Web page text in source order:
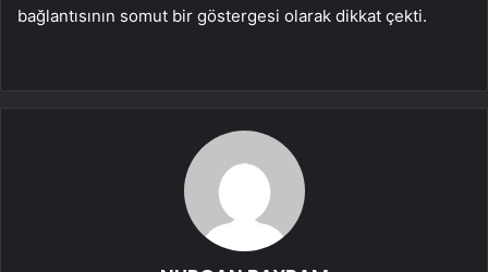
bağlantısının somut bir göstergesi olarak dikkat çekti.